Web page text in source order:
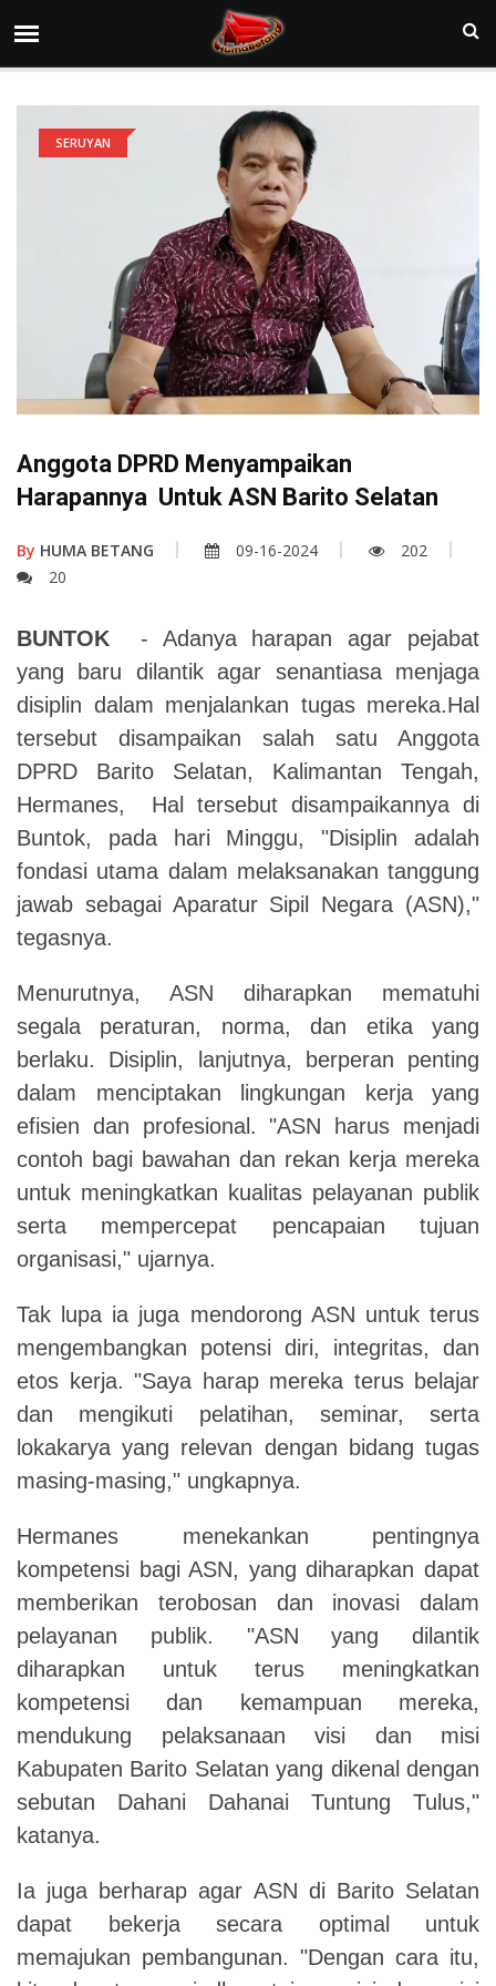
SERUYAN
Anggota DPRD Menyampaikan
Harapannya Untuk ASN Barito Selatan
By HUMA BETANG 09-16-2024
202
20
BUNTOK - Adanya harapan agar pejabat
yang baru dilantik agar senantiasa menjaga
disiplin dalam menjalankan tugas mereka.Hal
tersebut disampaikan salah satu Anggota
DPRD Barito Selatan, Kalimantan Tengah,
Hermanes, Hal tersebut disampaikannya di
Buntok, pada hari Minggu, "Disiplin adalah
fondasi utama dalam melaksanakan tanggung
jawab sebagai Aparatur Sipil Negara (ASN),"
tegasnya.
Menurutnya, ASN diharapkan mematuhi
segala peraturan, norma, dan etika yang
berlaku. Disiplin, lanjutnya, berperan penting
dalam menciptakan lingkungan kerja yang
efisien dan profesional. "ASN harus menjadi
contoh bagi bawahan dan rekan kerja mereka
untuk meningkatkan kualitas pelayanan publik
serta mempercepat pencapaian tujuan
organisasi," ujarnya.
Tak lupa ia juga mendorong ASN untuk terus
mengembangkan potensi diri, integritas, dan
etos kerja. "Saya harap mereka terus belajar
dan mengikuti pelatihan, seminar, serta
lokakarya yang relevan dengan bidang tugas
masing-masing," ungkapnya.
Hermanes menekankan pentingnya
kompetensi bagi ASN, yang diharapkan dapat
memberikan terobosan dan inovasi dalam
pelayanan publik. "ASN yang dilantik
diharapkan untuk terus meningkatkan
kompetensi dan kemampuan mereka,
mendukung pelaksanaan visi dan misi
Kabupaten Barito Selatan yang dikenal dengan
sebutan Dahani Dahanai Tuntung Tulus,"
katanya.
Ia juga berharap agar ASN di Barito Selatan
dapat bekerja secara optimal untuk
memajukan pembangunan. "Dengan cara itu,